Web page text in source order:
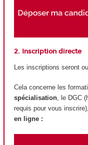
2. Inscription directe
Les inscriptions seront
Cela concerne les
spécialisation, le DGC
requis pour vous
en ligne :